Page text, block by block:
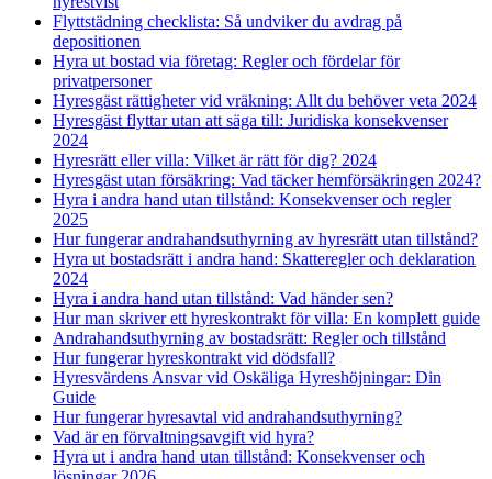
Flyttstädning checklista: Så undviker du avdrag på
depositionen
Hyra ut bostad via företag: Regler och fördelar för
privatpersoner
Hyresgäst rättigheter vid vräkning: Allt du behöver veta 2024
Hyresgäst flyttar utan att säga till: Juridiska konsekvenser
2024
Hyresrätt eller villa: Vilket är rätt för dig? 2024
Hyresgäst utan försäkring: Vad täcker hemförsäkringen 2024?
Hyra i andra hand utan tillstånd: Konsekvenser och regler
2025
Hur fungerar andrahandsuthyrning av hyresrätt utan tillstånd?
Hyra ut bostadsrätt i andra hand: Skatteregler och deklaration
2024
Hyra i andra hand utan tillstånd: Vad händer sen?
Hur man skriver ett hyreskontrakt för villa: En komplett guide
Andrahandsuthyrning av bostadsrätt: Regler och tillstånd
Hur fungerar hyreskontrakt vid dödsfall?
Hyresvärdens Ansvar vid Oskäliga Hyreshöjningar: Din
Guide
Hur fungerar hyresavtal vid andrahandsuthyrning?
Vad är en förvaltningsavgift vid hyra?
Hyra ut i andra hand utan tillstånd: Konsekvenser och